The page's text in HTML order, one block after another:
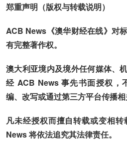
郑重声明（版权与转载说明）
ACB News《澳华财经在线》对
有完整著作权。
澳大利亚境内及境外任何媒体、
经 ACB News 事先书面授权，
编、改写或通过第三方平台传播相
凡未经授权而擅自转载或变相
News 将依法追究其法律责任。